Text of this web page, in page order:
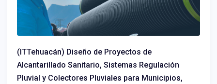
(ITTehuacán) Diseño de Proyectos de
Alcantarillado Sanitario, Sistemas Regulación
Pluvial y Colectores Pluviales para Municipios,